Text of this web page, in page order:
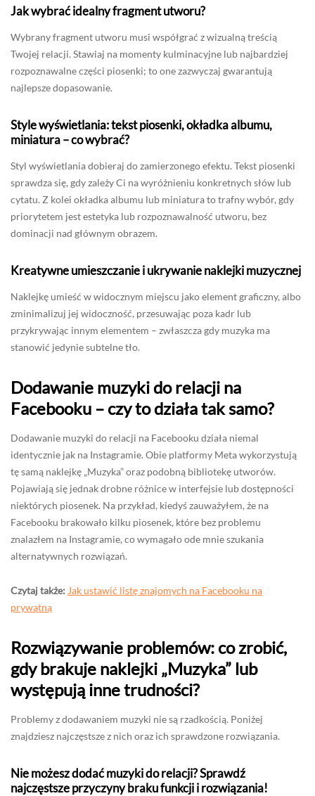
Jak wybrać idealny fragment utworu?
Wybrany fragment utworu musi współgrać z wizualną treścią
Twojej relacji. Stawiaj na momenty kulminacyjne lub najbardziej
rozpoznawalne części piosenki; to one zazwyczaj gwarantują
najlepsze dopasowanie.
Style wyświetlania: tekst piosenki, okładka albumu,
miniatura – co wybrać?
Styl wyświetlania dobieraj do zamierzonego efektu. Tekst piosenki
sprawdza się, gdy zależy Ci na wyróżnieniu konkretnych słów lub
cytatu. Z kolei okładka albumu lub miniatura to trafny wybór, gdy
priorytetem jest estetyka lub rozpoznawalność utworu, bez
dominacji nad głównym obrazem.
Kreatywne umieszczanie i ukrywanie naklejki muzycznej
Naklejkę umieść w widocznym miejscu jako element graficzny, albo
zminimalizuj jej widoczność, przesuwając poza kadr lub
przykrywając innym elementem – zwłaszcza gdy muzyka ma
stanowić jedynie subtelne tło.
Dodawanie muzyki do relacji na
Facebooku – czy to działa tak samo?
Dodawanie muzyki do relacji na Facebooku działa niemal
identycznie jak na Instagramie. Obie platformy Meta wykorzystują
tę samą naklejkę „Muzyka” oraz podobną bibliotekę utworów.
Pojawiają się jednak drobne różnice w interfejsie lub dostępności
niektórych piosenek. Na przykład, kiedyś zauważyłem, że na
Facebooku brakowało kilku piosenek, które bez problemu
znalazłem na Instagramie, co wymagało ode mnie szukania
alternatywnych rozwiązań.
Czytaj także: Jak ustawić listę znajomych na Facebooku na
prywatną
Rozwiązywanie problemów: co zrobić,
gdy brakuje naklejki „Muzyka” lub
występują inne trudności?
Problemy z dodawaniem muzyki nie są rzadkością. Poniżej
znajdziesz najczęstsze z nich oraz ich sprawdzone rozwiązania.
Nie możesz dodać muzyki do relacji? Sprawdź
najczęstsze przyczyny braku funkcji i rozwiązania!